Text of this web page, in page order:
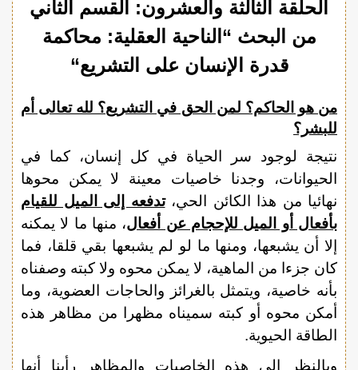
الحلقة الثالثة والعشرون:
القسم الثاني
من البحث “ الناحية العقلية: محاكمة
قدرة الإنسان على التشريع“
من هو الحاكم؟ لمن الحق في التشريع؟ لله تعالى أم
للبشر؟
نتيجة لوجود سر الحياة في كل إنسان، كما في
الحيوانات، وجدنا خاصيات معينة لا يمكن محوها
نهائيا من هذا الكائن الحي،تدفعه إلى الميل للقيام
بأفعال أو الميل للإحجام عن أفعال، منها ما لا يمكنه
إلا أن يشبعها، ومنها ما لو لم يشبعها بقي قلقا، فما
كان جزءا من الماهية، لا يمكن محوه ولا كبته وصفناه
بأنه خاصية، ويتمثل بالغرائز والحاجات العضوية، وما
أمكن محوه أو كبته سميناه مظهرا من مظاهر هذه
الطاقة الحيوية.
وبالنظر إلى هذه الخاصيات والمظاهر رأينا أنها